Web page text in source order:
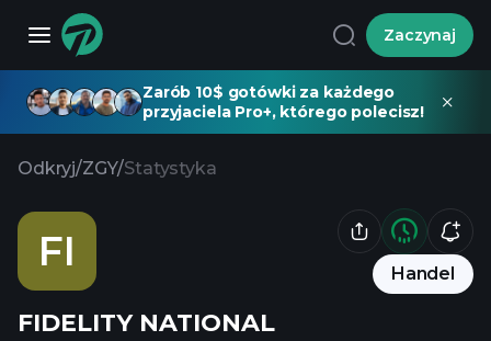
Zaczynaj
Zarób 10$ gotówki za każdego
przyjaciela Pro+, którego polecisz!
Odkryj/ZGY/Statystyka
FI Handel
FIDELITY NATIONAL